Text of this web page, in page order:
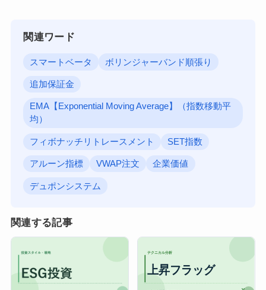
関連ワード
スマートベータ ボリンジャーバンド順張り
追加保証金
EMA【Exponential Moving Average】（指数移動平
均）
フィボナッチリトレースメント SET指数
アルーン指標 VWAP注文 企業価値
デュポンシステム
関連する記事